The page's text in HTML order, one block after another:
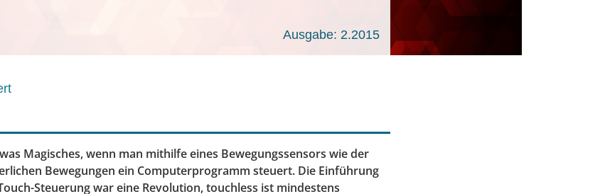
Ausgabe: 2.2015
Magisches, wenn man mithilfe eines Bewegungssensors wie der
Bewegungen ein Computerprogramm steuert. Die Einführung
Steuerung war eine Revolution, touchless ist mindestens